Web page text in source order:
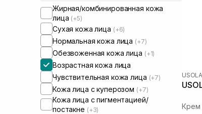
Жирная/комбинированная кожа
лица (+5)
Сухая кожа лица (+6)
Нормальная кожа лица (+7)
Обезвоженная кожа лица (+1)
Возрастная кожа лица
Чувствительная кожа лица (+7)
Кожа лица с куперозом (+7)
Кожа лица с пигментацией/
постакне (+3) Крем